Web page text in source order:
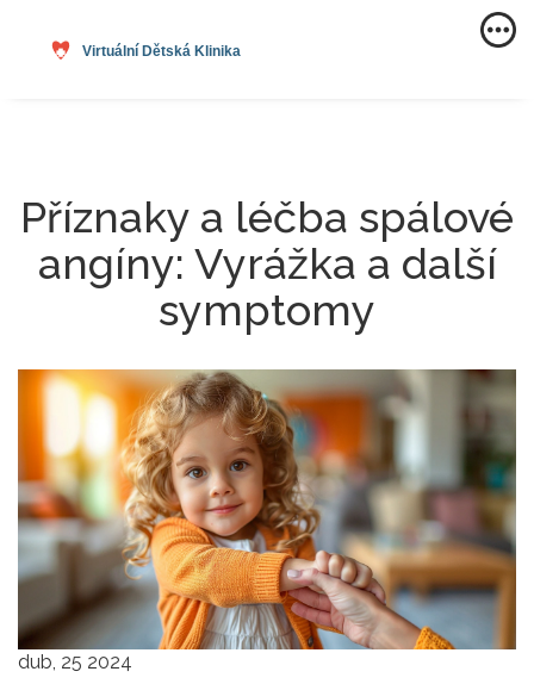
Příznaky a léčba spálové
angíny: Vyrážka a další
symptomy
dub, 25 2024